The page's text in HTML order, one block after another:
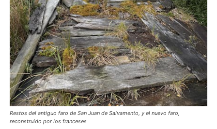
Restos del antiguo faro de San Juan de Salvamento, y el nuevo faro,
reconstruido por los franceses